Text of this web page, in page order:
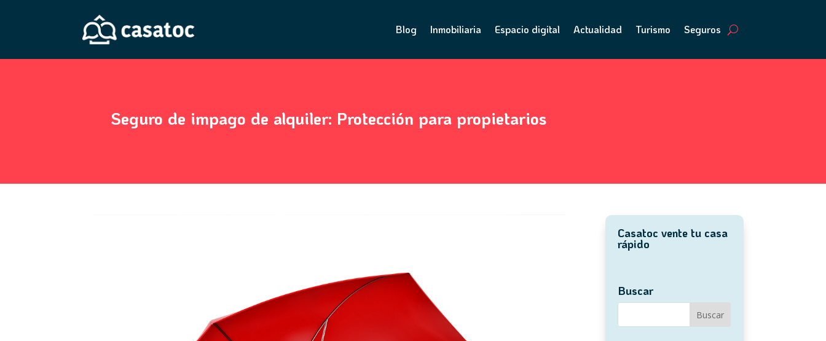
Blog Inmobiliaria Espacio digital Actualidad Turismo Seguros
Seguro de impago de alquiler: Protección para propietarios
Casatoc vente tu casa
rápido
Buscar